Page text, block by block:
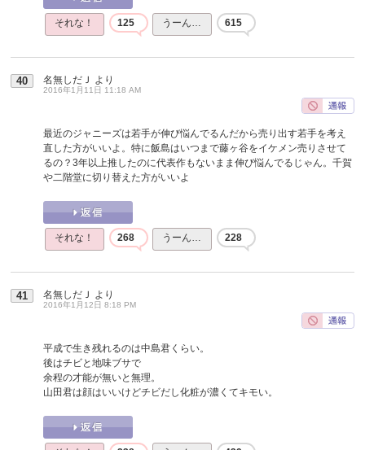
それな！ 125 うーん… 615
40 名無しだＪ より
2016年1月11日 11:18 AM
最近のジャニーズは若手が伸び悩んでるんだから売り出す若手を考え
直した方がいいよ。特に飯島はいつまで藤ヶ谷をイケメン売りさせて
るの？3年以上推したのに代表作もないまま伸び悩んでるじゃん。千賀
や二階堂に切り替えた方がいいよ
それな！ 268 うーん… 228
41 名無しだＪ より
2016年1月12日 8:18 PM
平成で生き残れるのは中島君くらい。
後はチビと地味ブサで
余程の才能が無いと無理。
山田君は顔はいいけどチビだし化粧が濃くてキモい。